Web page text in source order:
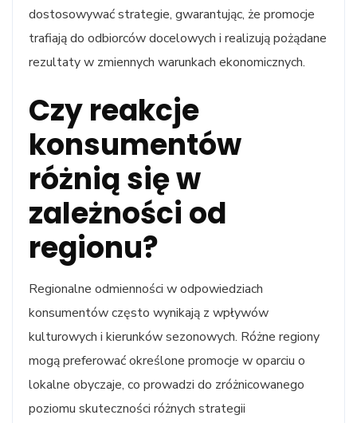
dostosowywać strategie, gwarantując, że promocje
trafiają do odbiorców docelowych i realizują pożądane
rezultaty w zmiennych warunkach ekonomicznych.
Czy reakcje
konsumentów
różnią się w
zależności od
regionu?
Regionalne odmienności w odpowiedziach
konsumentów często wynikają z wpływów
kulturowych i kierunków sezonowych. Różne regiony
mogą preferować określone promocje w oparciu o
lokalne obyczaje, co prowadzi do zróżnicowanego
poziomu skuteczności różnych strategii